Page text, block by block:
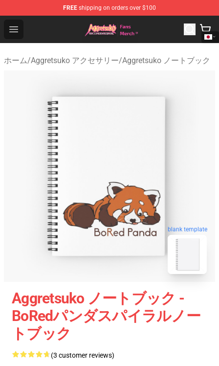
FREE shipping on orders over $100
Open menu
Aggretsuko Store - Official Aggretsuko Merchandise
ホーム/Aggretsuko アクセサリー/Aggretsuko ノートブック
blank template
Aggretsuko ノートブック -
BoRedパンダスパイラルノー
トブック
(3 customer reviews)